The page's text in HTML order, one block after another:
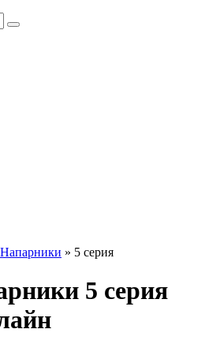
Напарники » 5 серия
5 серия